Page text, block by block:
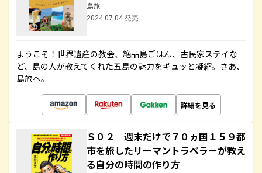
島旅
2024.07.04 発売
ようこそ！世界遺産の教会、絶品島ごはん、古民家ステイな
ど、島の人が教えてくれた五島の魅力をギュッと凝縮。さあ、
島旅へ。
詳細を見る
Ｓ０２ 週末だけで７０ヵ国１５９都
市を旅したリーマントラベラーが教え
る自分の時間の作り方